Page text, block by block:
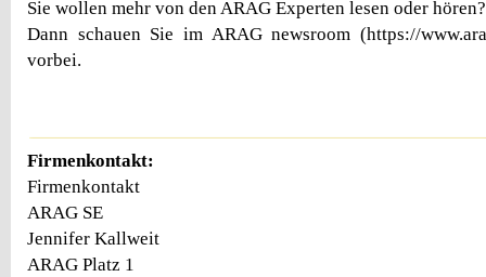
Sie wollen mehr von den ARAG Experten lesen oder hören?
Dann schauen Sie im ARAG newsroom (https://
vorbei.
Firmenkontakt:
Firmenkontakt
ARAG SE
Jennifer Kallweit
ARAG Platz 1